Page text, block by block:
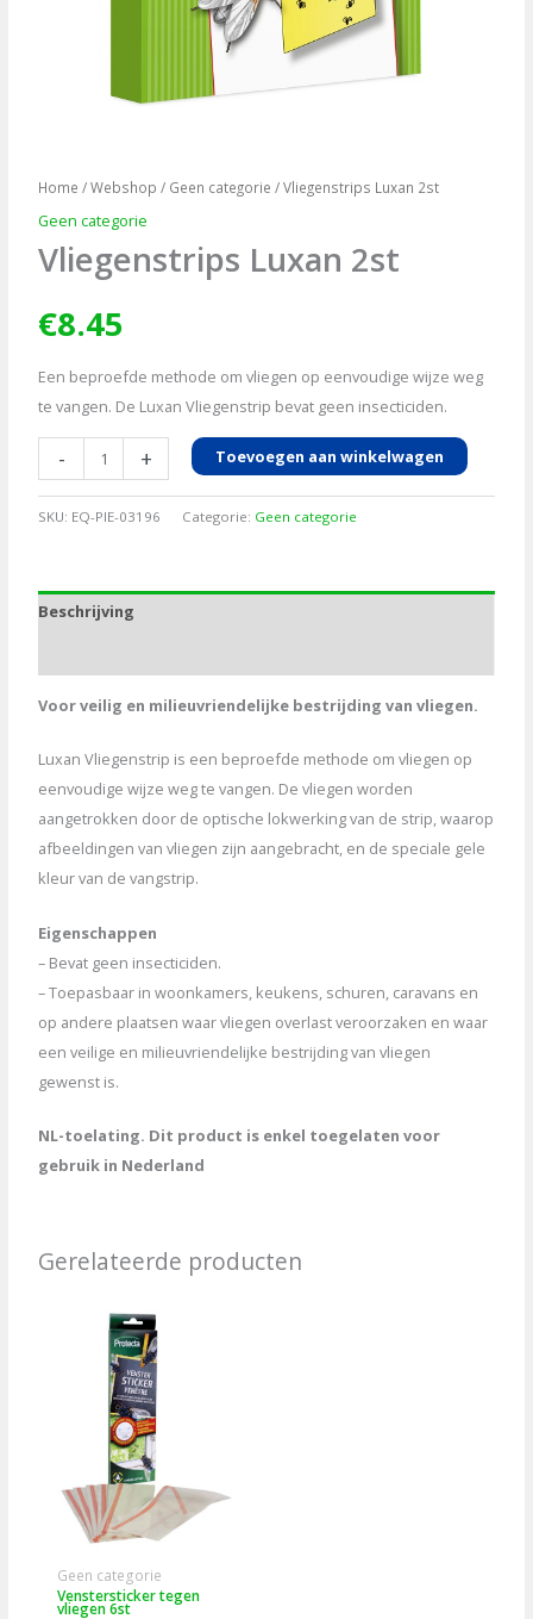
Home /Webshop / Geen categorie / Vliegenstrips Luxan 2st
Geen categorie
Vliegenstrips Luxan 2st
€8.45
Een beproefde methode om vliegen op eenvoudige wijze weg
te vangen. De Luxan Vliegenstrip bevat geen insecticiden.
-
Vliegenstrips
Luxan
2st
+ Toevoegen aan winkelwagen
SKU: EQ-PIE-03196 Categorie: Geen categorie
Beschrijving
Voor veilig en milieuvriendelijke bestrijding van vliegen.
Luxan Vliegenstrip is een beproefde methode om vliegen op
eenvoudige wijze weg te vangen. De vliegen worden
aangetrokken door de optische lokwerking van de strip, waarop
afbeeldingen van vliegen zijn aangebracht, en de speciale gele
kleur van de vangstrip.
Eigenschappen
– Bevat geen insecticiden.
– Toepasbaar in woonkamers, keukens, schuren, caravans en
op andere plaatsen waar vliegen overlast veroorzaken en waar
een veilige en milieuvriendelijke bestrijding van vliegen
gewenst is.
NL-toelating. Dit product is enkel toegelaten voor
gebruik in Nederland
Gerelateerde producten
Geen categorie
Venstersticker tegen
vliegen 6st